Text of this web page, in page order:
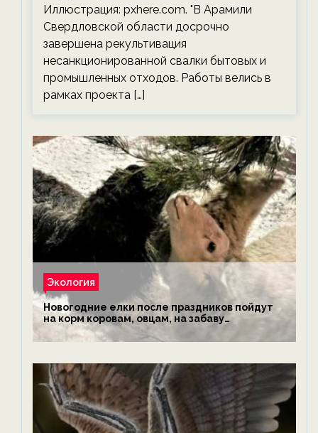
Иллюстрация: pxhere.com. "В Арамили
Свердловской области досрочно
завершена рекультивация
несанкционированной свалки бытовых и
промышленных отходов. Работы велись в
рамках проекта […]
Экология
Новогодние елки после праздников пойдут
на корм коровам, овцам, на забаву
обезьянам, львам и леопардам — новости
экологии на ECOportal